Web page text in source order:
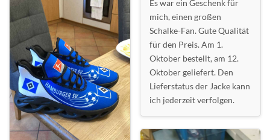
Es war ein Geschenk für
mich, einen großen
Schalke-Fan. Gute Qualität
für den Preis. Am 1.
Oktober bestellt, am 12.
Oktober geliefert. Den
Lieferstatus der Jacke kann
ich jederzeit verfolgen.